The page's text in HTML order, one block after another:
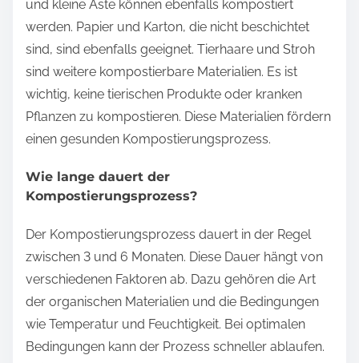
und kleine Äste können ebenfalls kompostiert
werden. Papier und Karton, die nicht beschichtet
sind, sind ebenfalls geeignet. Tierhaare und Stroh
sind weitere kompostierbare Materialien. Es ist
wichtig, keine tierischen Produkte oder kranken
Pflanzen zu kompostieren. Diese Materialien fördern
einen gesunden Kompostierungsprozess.
Wie lange dauert der
Kompostierungsprozess?
Der Kompostierungsprozess dauert in der Regel
zwischen 3 und 6 Monaten. Diese Dauer hängt von
verschiedenen Faktoren ab. Dazu gehören die Art
der organischen Materialien und die Bedingungen
wie Temperatur und Feuchtigkeit. Bei optimalen
Bedingungen kann der Prozess schneller ablaufen.